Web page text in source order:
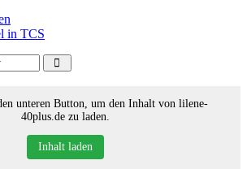
in TCS
unteren Button, um den Inhalt von lilene-
40plus.de zu laden.
Inhalt laden